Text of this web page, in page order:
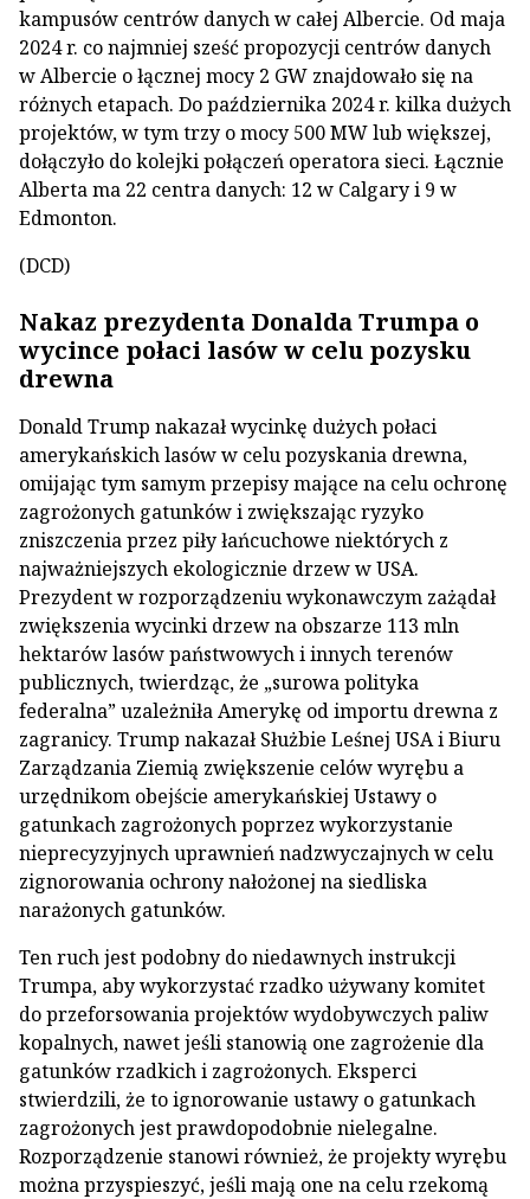
kampusów centrów danych w całej Albercie. Od maja
2024 r. co najmniej sześć propozycji centrów danych
w Albercie o łącznej mocy 2 GW znajdowało się na
różnych etapach. Do października 2024 r. kilka dużych
projektów, w tym trzy o mocy 500 MW lub większej,
dołączyło do kolejki połączeń operatora sieci. Łącznie
Alberta ma 22 centra danych: 12 w Calgary i 9 w
Edmonton.
(DCD)
Nakaz prezydenta Donalda Trumpa o
wycince połaci lasów w celu pozysku
drewna
Donald Trump nakazał wycinkę dużych połaci
amerykańskich lasów w celu pozyskania drewna,
omijając tym samym przepisy mające na celu ochronę
zagrożonych gatunków i zwiększając ryzyko
zniszczenia przez piły łańcuchowe niektórych z
najważniejszych ekologicznie drzew w USA.
Prezydent w rozporządzeniu wykonawczym zażądał
zwiększenia wycinki drzew na obszarze 113 mln
hektarów lasów państwowych i innych terenów
publicznych, twierdząc, że „surowa polityka
federalna” uzależniła Amerykę od importu drewna z
zagranicy. Trump nakazał Służbie Leśnej USA i Biuru
Zarządzania Ziemią zwiększenie celów wyrębu a
urzędnikom obejście amerykańskiej Ustawy o
gatunkach zagrożonych poprzez wykorzystanie
nieprecyzyjnych uprawnień nadzwyczajnych w celu
zignorowania ochrony nałożonej na siedliska
narażonych gatunków.
Ten ruch jest podobny do niedawnych instrukcji
Trumpa, aby wykorzystać rzadko używany komitet
do przeforsowania projektów wydobywczych paliw
kopalnych, nawet jeśli stanowią one zagrożenie dla
gatunków rzadkich i zagrożonych. Eksperci
stwierdzili, że to ignorowanie ustawy o gatunkach
zagrożonych jest prawdopodobnie nielegalne.
Rozporządzenie stanowi również, że projekty wyrębu
można przyspieszyć, jeśli mają one na celu rzekomą